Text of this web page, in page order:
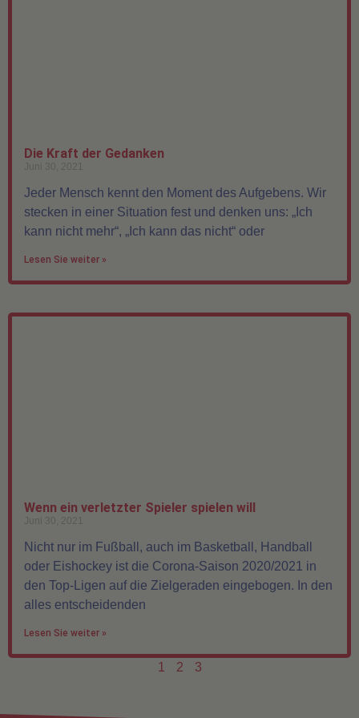
Die Kraft der Gedanken
Juni 30, 2021
Jeder Mensch kennt den Moment des Aufgebens. Wir
stecken in einer Situation fest und denken uns: „Ich
kann nicht mehr“, „Ich kann das nicht“ oder
Lesen Sie weiter »
Wenn ein verletzter Spieler spielen will
Juni 30, 2021
Nicht nur im Fußball, auch im Basketball, Handball
oder Eishockey ist die Corona-Saison 2020/2021 in
den Top-Ligen auf die Zielgeraden eingebogen. In den
alles entscheidenden
Lesen Sie weiter »
1 2 3